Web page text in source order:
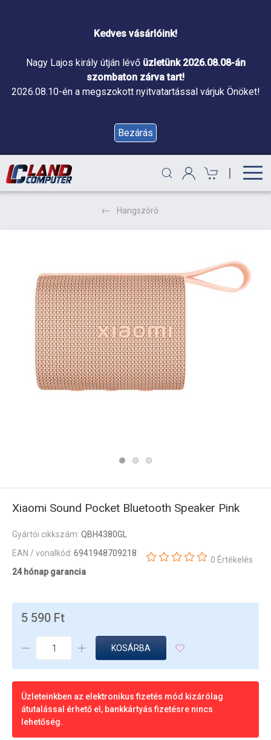
Kedves vásárlóink!
Nagy Lajos király útján lévő üzletünk 2026.08.08-án
szombaton zárva tart!
2026.08.10-én a megszokott nyitvatartással várjuk Önöket!
Bezárás
|
Hangszóró
Xiaomi Sound Pocket Bluetooth Speaker Pink
Gyártói cikkszám: QBH4380GL
EAN / vonalkód: 6941948709218
24 hónap garancia
0 Értékelés
5 590 Ft
KOSÁRBA
Üzleteinkben az elektronikus fizetés mód kizárólag
átutalással érhető el, bankkártyás fizetésre nincs
lehetőség.